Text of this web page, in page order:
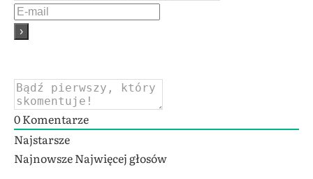
0Komentarze
Najstarsze
NajnowszeNajwięcej głosów